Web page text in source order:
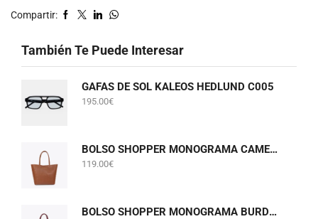
Compartir:
También Te Puede Interesar
GAFAS DE SOL KALEOS HEDLUND C005
195.00€
BOLSO SHOPPER MONOGRAMA CAMEL LOLA CASADEMUNT LF2604075
119.00€
BOLSO SHOPPER MONOGRAMA BURDEOS LOLA CASADEMUNT LF2604075